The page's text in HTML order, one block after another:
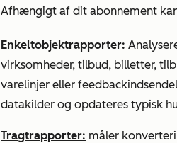
Afhængigt af dit abonnement
Enkeltobjektrapporter:
virksomheder, tilbud, billetter,
varelinjer eller
datakilder og opdateres typisk
Tragtrapporter: måler